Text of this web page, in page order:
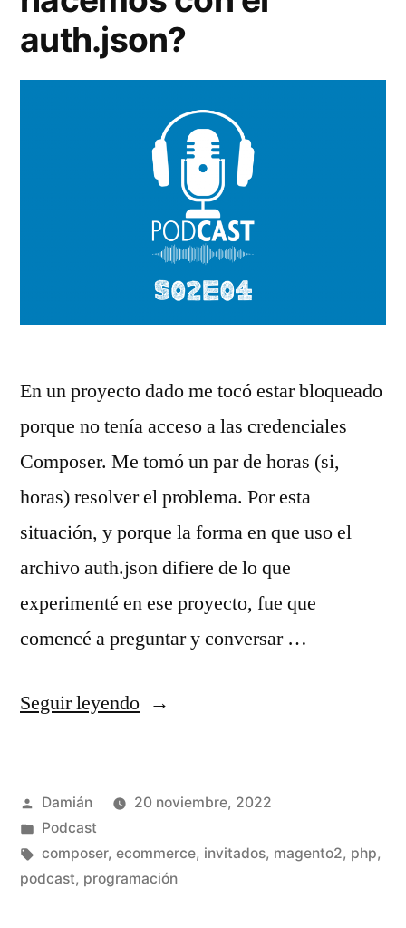
auth.json?
En un proyecto dado me tocó estar bloqueado
porque no tenía acceso a las credenciales
Composer. Me tomó un par de horas (si,
horas) resolver el problema. Por esta
situación, y porque la forma en que uso el
archivo auth.json difiere de lo que
experimenté en ese proyecto, fue que
comencé a preguntar y conversar …
Seguir leyendo«S02E04
hacemos
con
el
Publicado
por
Damián
20 noviembre, 2022
Publicado
en
Podcast
Etiquetas:
composer, ecommerce, invitados, magento2, php,
podcast, programación